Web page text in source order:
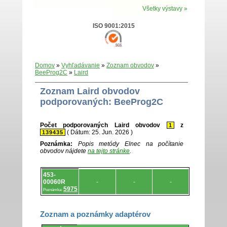
Všetky výstavy »
ISO 9001:2015
Domov » Vyhľadávanie » Zoznam obvodov »
BeeProg2C » Laird
Zoznam Laird obvodov
podporovaných: BeeProg2C
Počet podporovaných Laird obvodov 1 z
139435
( Dátum: 25. Jun. 2026 )
Poznámka:
Popis metódy Elnec na počítanie
obvodov nájdete na tejto stránke.
Zoznam
453-
00060R
Poznámka: 5975
- - -
Zoznam a poznámky adaptérov